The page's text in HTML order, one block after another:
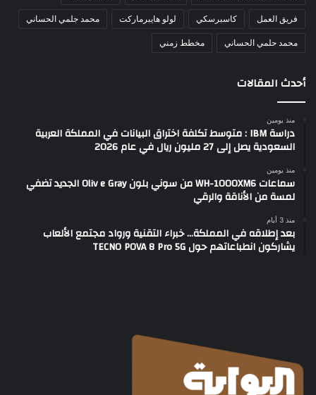
فريق العمل كاسبرسكي لولو هايبرماركت محمد جلمي الحساني
محمد حلمي الحساني مخطط زمني
أحدث المقالات
منذ يومين
دراسة IBM : متوسط تكلفة اختراق البيانات في المملكة العربية
السعودية يصل إلى 27 مليون ريال في عام 2026
منذ يومين
سماعات WH-1000XM6 من سوني بلون Oliv e Gray الجديد تضفي
لمسة من الأناقة والرقي
منذ 3 أيام
بعد إطلاقه في المملكة… خبراء التقنية ورواد مجتمع الألعاب
يشاركون انطباعاتهم حول TECNO POVA 8 Pro 5G